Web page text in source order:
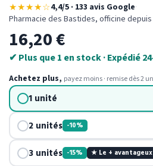
★★★★☆4,4/5 · 133 avis Google·
Pharmacie des Bastides, officine depuis
16,20€
✔ Plus que 1 en stock · Expédié
Achetez plus, payez moins · remise dès 2
1 unité
2 unités -10%
3 unités -15% ★ Le + avantageux